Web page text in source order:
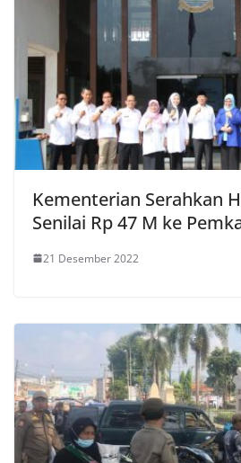
Kementerian Serahkan
Senilai Rp 47 M ke
21 Desember 2022